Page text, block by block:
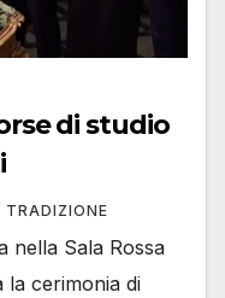
di studio
TRADIZIONE
nella Sala Rossa
la cerimonia di